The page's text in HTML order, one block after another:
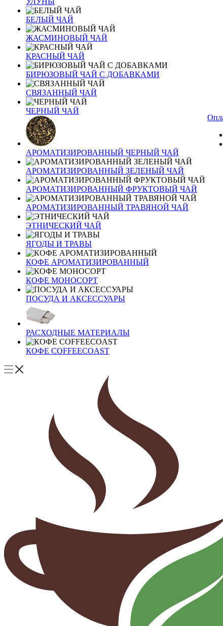
БЕЛЫЙ ЧАЙ
ЖАСМИНОВЫЙ ЧАЙ
КРАСНЫЙ ЧАЙ
БИРЮЗОВЫЙ ЧАЙ С ДОБАВКАМИ
СВЯЗАННЫЙ ЧАЙ
ЧЕРНЫЙ ЧАЙ
АРОМАТИЗИРОВАННЫЙ ЧЕРНЫЙ ЧАЙ
АРОМАТИЗИРОВАННЫЙ ЗЕЛЕНЫЙ ЧАЙ
АРОМАТИЗИРОВАННЫЙ ФРУКТОВЫЙ ЧАЙ
АРОМАТИЗИРОВАННЫЙ ТРАВЯНОЙ ЧАЙ
ЭТНИЧЕСКИЙ ЧАЙ
ЯГОДЫ И ТРАВЫ
КОФЕ АРОМАТИЗИРОВАННЫЙ
КОФЕ МОНОСОРТ
ПОСУДА И АКСЕССУАРЫ
РАСХОДНЫЕ МАТЕРИАЛЫ
КОФЕ COFFEECOAST